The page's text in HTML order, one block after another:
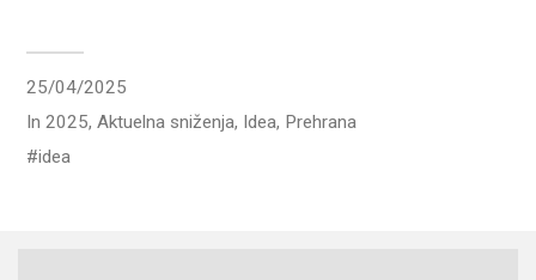
25/04/2025
In2025,Aktuelna sniženja, Idea, Prehrana
idea